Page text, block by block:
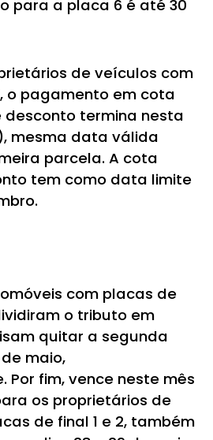
para a placa 6 é até 30
de veículos com
o pagamento em cota
desconto termina nesta
mesma data válida
parcela. A cota
tem como data limite
com placas de
o tributo em
quitar a segunda
maio,
Por fim, vence neste mês
os proprietários de
de final 1 e 2, também